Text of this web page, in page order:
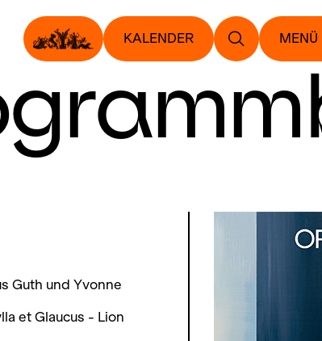
KALENDER MENÜ
Guth und Yvonne
et Glaucus - Lion